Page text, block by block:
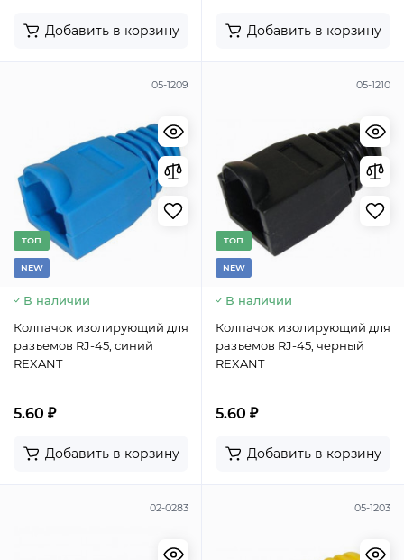
Добавить в корзину Добавить в корзину
05-1209
TОП
NEW
В наличии
Колпачок изолирующий для
разъемов RJ-45, синий
REXANT
5.60 ₽
Добавить в корзину
05-1210
TОП
NEW
В наличии
Колпачок изолирующий для
разъемов RJ-45, черный
REXANT
5.60 ₽
Добавить в корзину
02-0283 05-1203